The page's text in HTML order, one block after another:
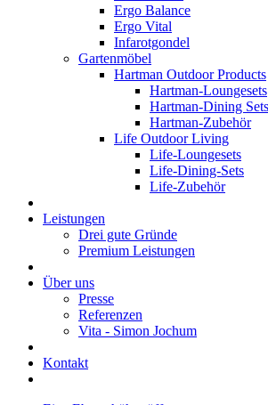
Ergo Balance
Ergo Vital
Infarotgondel
Gartenmöbel
Hartman Outdoor Products
Hartman-Loungesets
Hartman-Dining Sets
Hartman-Zubehör
Life Outdoor Living
Life-Loungesets
Life-Dining-Sets
Life-Zubehör
Leistungen
Drei gute Gründe
Premium Leistungen
Über uns
Presse
Referenzen
Vita - Simon Jochum
Kontakt